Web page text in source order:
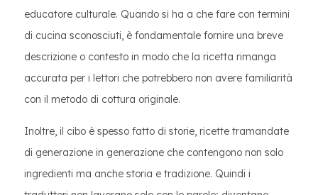
educatore culturale. Quando si ha a che fare con termini
di cucina sconosciuti, è fondamentale fornire una breve
descrizione o contesto in modo che la ricetta rimanga
accurata per i lettori che potrebbero non avere familiarità
con il metodo di cottura originale.
Inoltre, il cibo è spesso fatto di storie, ricette tramandate
di generazione in generazione che contengono non solo
ingredienti ma anche storia e tradizione. Quindi i